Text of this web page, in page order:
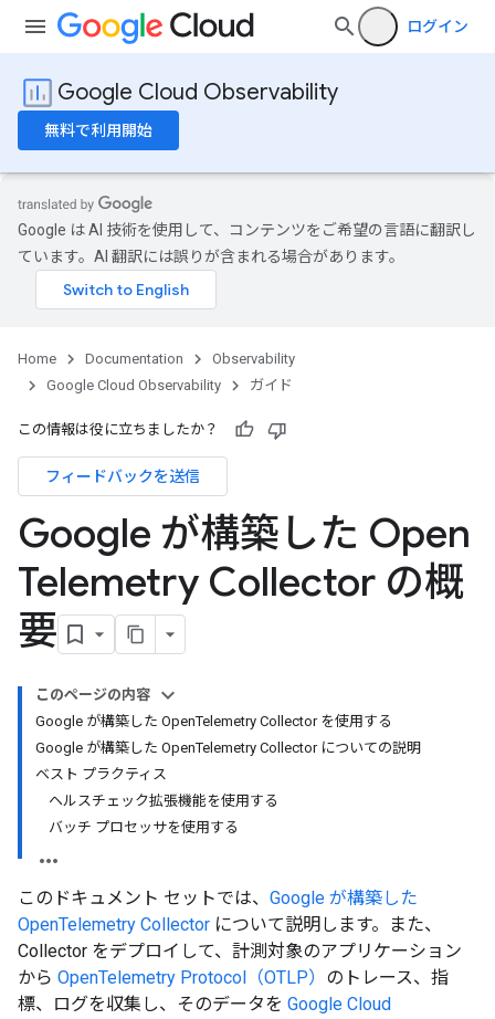
ログイン
Google Cloud Observability
無料で利用開始
Google は AI 技術を使用して、コンテンツをご希望の言語に翻訳し
ています。AI 翻訳には誤りが含まれる場合があります。
Home Documentation
Observability
Google Cloud Observability
ガイド
この情報は役に立ちましたか？
フィードバックを送信
Google が構築した Open
Telemetry Collector の概
要
このページの内容
Google が構築した OpenTelemetry Collector を使用する
Google が構築した OpenTelemetry Collector についての説明
ベスト プラクティス
ヘルスチェック拡張機能を使用する
バッチ プロセッサを使用する
このドキュメント セットでは、 Google が構築した
OpenTelemetry Collector について説明します。また、
Collector をデプロイして、計測対象のアプリケーション
から OpenTelemetry Protocol（OTLP） のトレース、指
標、ログを収集し、そのデータを Google Cloud